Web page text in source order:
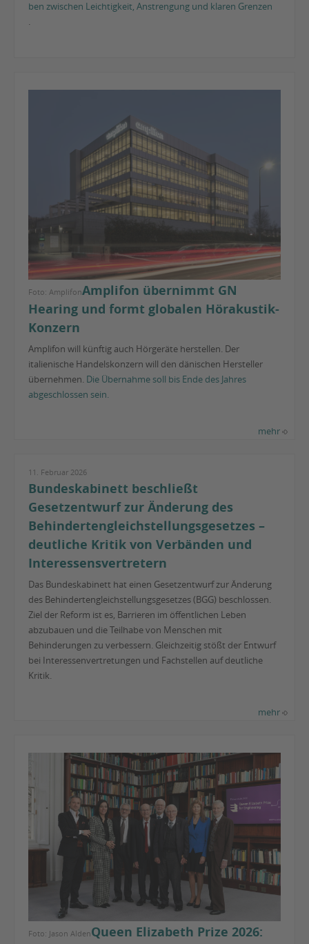
ben zwischen Leichtigkeit, Anstrengung und klaren Grenzen
.
Foto: AmplifonAmplifon übernimmt GN
Hearing und formt globalen Hörakustik-
Konzern
Amplifon will künftig auch Hörgeräte herstellen. Der
italienische Handelskonzern will den dänischen Hersteller
übernehmen. Die Übernahme soll bis Ende des Jahres
abgeschlossen sein.
mehr
11. Februar 2026
Bundeskabinett beschließt
Gesetzentwurf zur Änderung des
Behindertengleichstellungsgesetzes –
deutliche Kritik von Verbänden und
Interessensvertretern
Das Bundeskabinett hat einen Gesetzentwurf zur Änderung
des Behindertengleichstellungsgesetzes (BGG) beschlossen.
Ziel der Reform ist es, Barrieren im öffentlichen Leben
abzubauen und die Teilhabe von Menschen mit
Behinderungen zu verbessern. Gleichzeitig stößt der Entwurf
bei Interessenvertretungen und Fachstellen auf deutliche
Kritik.
mehr
Foto: Jason AldenQueen Elizabeth Prize 2026: